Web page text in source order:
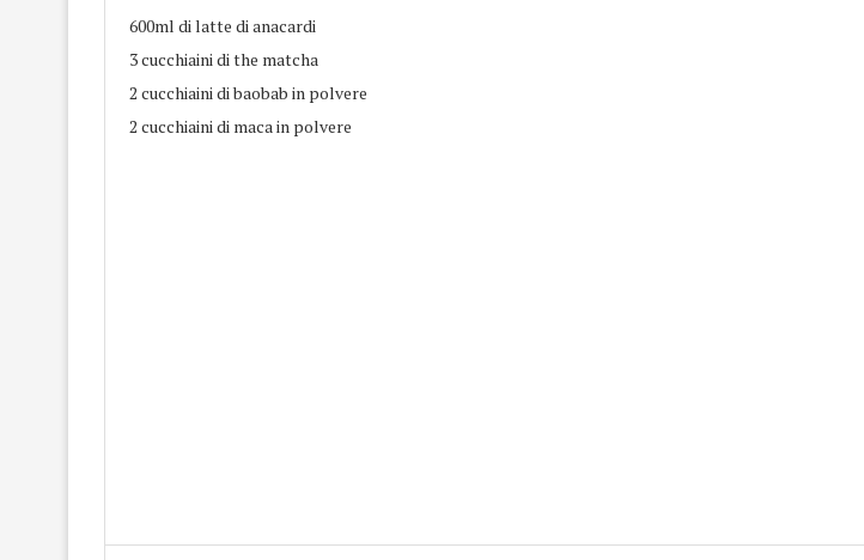
600ml di latte di anacardi
3 cucchiaini di the matcha
2 cucchiaini di baobab in polvere
2 cucchiaini di maca in polvere